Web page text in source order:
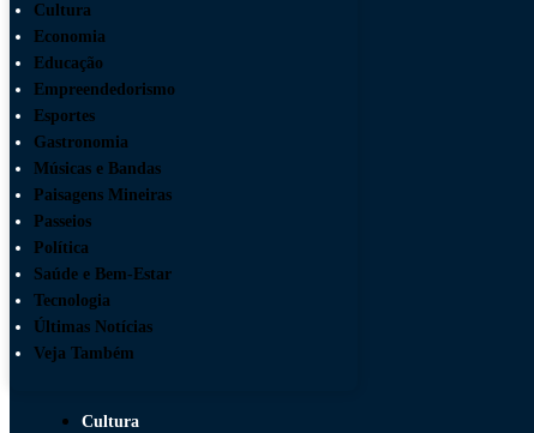
Cultura
Economia
Educação
Empreendedorismo
Esportes
Gastronomia
Músicas e Bandas
Paisagens Mineiras
Passeios
Política
Saúde e Bem-Estar
Tecnologia
Últimas Notícias
Veja Também
Cultura